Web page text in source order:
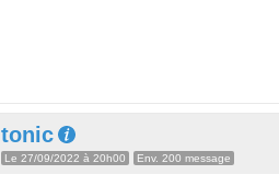
tonic
Le 27/09/2022 à 20h00 Env. 200 message